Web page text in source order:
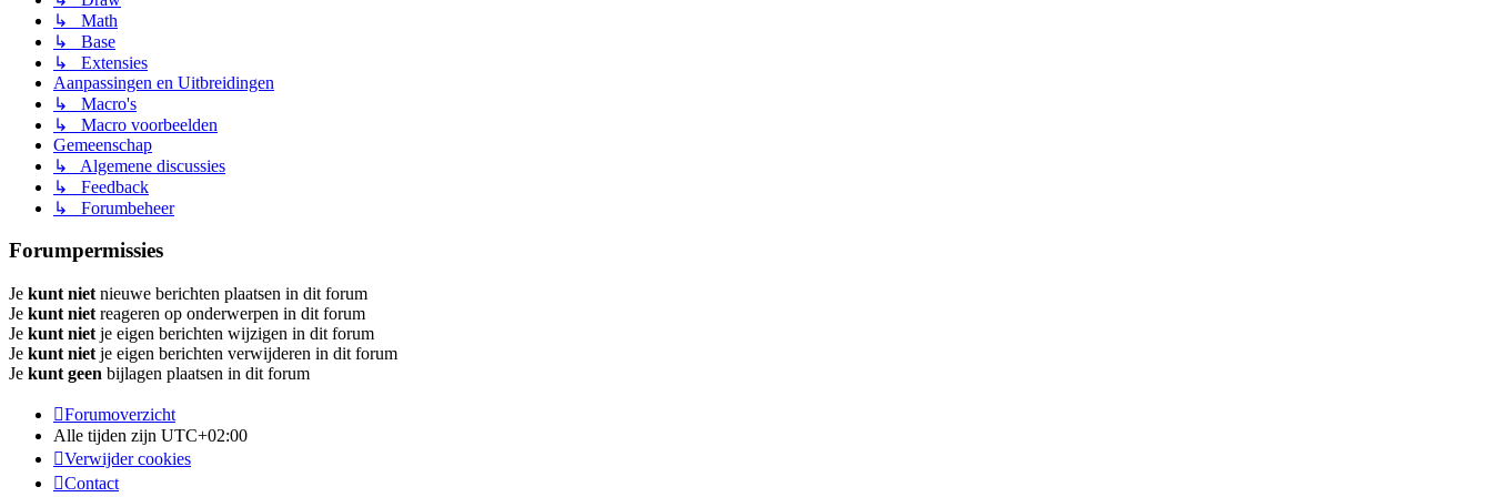
↳ Math
↳ Base
↳ Extensies
Aanpassingen en Uitbreidingen
↳ Macro's
↳ Macro voorbeelden
Gemeenschap
↳ Algemene discussies
↳ Feedback
↳ Forumbeheer
Forumpermissies
Je kunt niet nieuwe berichten plaatsen in dit forum
Je kunt niet reageren op onderwerpen in dit forum
Je kunt niet je eigen berichten wijzigen in dit forum
Je kunt niet je eigen berichten verwijderen in dit forum
Je kunt geen bijlagen plaatsen in dit forum
Forumoverzicht
Alle tijden zijn UTC+02:00
Verwijder cookies
Contact